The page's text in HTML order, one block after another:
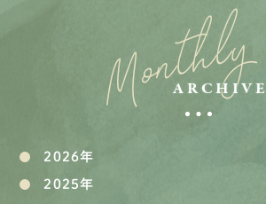
Monthly
ARCHIVE
2026年
2025年